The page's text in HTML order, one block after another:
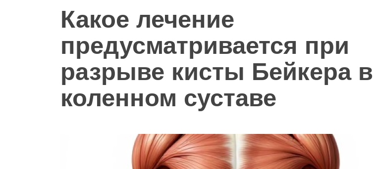
Какое лечение
предусматривается при
разрыве кисты Бейкера в
коленном суставе